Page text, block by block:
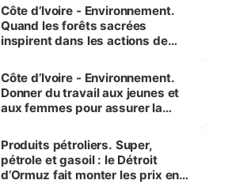
Côte d’Ivoire - Environnement.
Quand les forêts sacrées
inspirent dans les actions de
Côte d’Ivoire - Environnement.
Donner du travail aux jeunes et
aux femmes pour assurer la
menacées
Produits pétroliers. Super,
pétrole et gasoil : le Détroit
d’Ormuz fait monter les prix en